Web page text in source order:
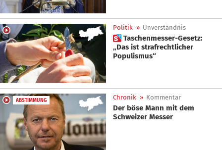
Politik » Unverständnis
 Taschenmesser-Gesetz:
„Das ist strafrechtlicher
Populismus“
ABSTIMMUNG Chronik » Kommentar
Der böse Mann mit dem
Schweizer Messer